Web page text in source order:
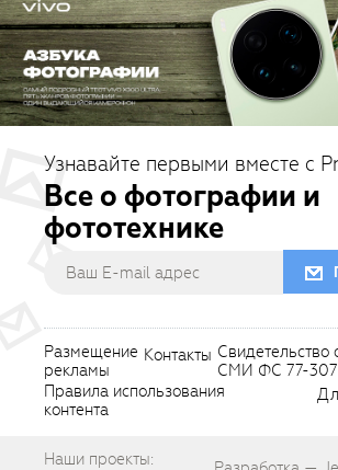
Узнавайте первыми вместе с
Все о фотографии и
фототехнике
Размещение
рекламы
Контакты Свидетельство
СМИ ФС 77-
Правила использования
контента
Наши проекты: